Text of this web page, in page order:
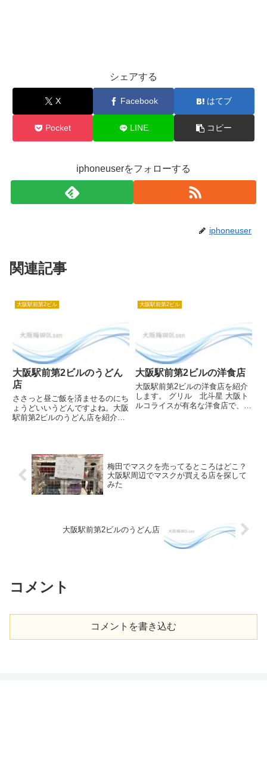
シェアする
X Facebook はてブ
Pocket LINE コピー
iphoneuserをフォローする
iphoneuser
関連記事
大阪駅前第2ビル
大阪駅前第2ビルのうどん
店
ささっと昼ご飯を済ませるのにち
ょうどいいうどんですよね。大阪
駅前第2ビルのうどん店を紹介し
来、常に人気のうどん店です。弾
力のあるさぬきうどんは2日間
熟...
大阪駅前第2ビル
大阪駅前第2ビルの洋食店
大阪駅前第2ビルの洋食店を紹介
します。 グリル 北斗星 大阪ト
ルコライスが有名な洋食店で、ボ
梅田でマスクを売ってるところはどこ？
大阪駅周辺でマスクが買える店を探して
みた
大阪駅前第2ビルのうどん店
コメント
コメントを書き込む